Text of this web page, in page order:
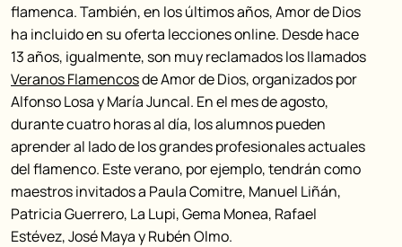
flamenca. También, en los últimos años, Amor de Dios
ha incluido en su oferta lecciones online. Desde hace
13 años, igualmente, son muy reclamados los llamados
Veranos Flamencosde Amor de Dios, organizados por
Alfonso Losa y María Juncal. En el mes de agosto,
durante cuatro horas al día, los alumnos pueden
aprender al lado de los grandes profesionales actuales
del flamenco. Este verano, por ejemplo, tendrán como
maestros invitados a Paula Comitre, Manuel Liñán,
Patricia Guerrero, La Lupi, Gema Monea, Rafael
Estévez, José Maya y Rubén Olmo.